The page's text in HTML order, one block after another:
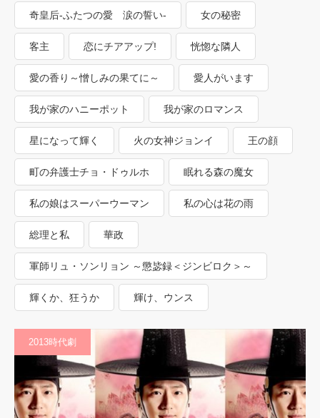
奇皇后-ふたつの愛 涙の誓い- 女の秘密
客主 恋にチアアップ! 恍惚な隣人
愛の香り～憎しみの果てに～ 愛人がいます
我が家のハニーポット 我が家のロマンス
星になって輝く 火の女神ジョンイ 王の顔
町の弁護士チョ・ドゥルホ 眠れる森の魔女
私の娘はスーパーウーマン 私の心は花の雨
総理と私 華政
軍師リュ・ソンリョン ～懲毖録＜ジンビロク＞～
輝くか、狂うか 輝け、ウンス
2013時代劇